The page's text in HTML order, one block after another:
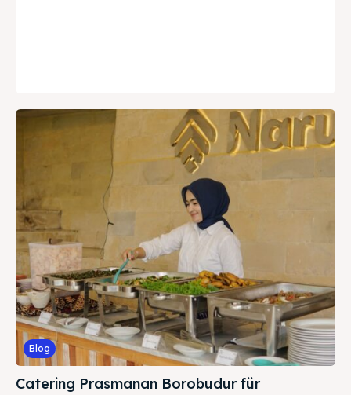
Blog
Catering Prasmanan Borobudur für